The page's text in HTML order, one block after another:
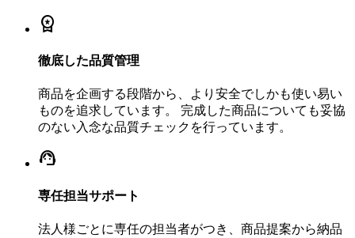
workspace_premium
徹底した品質管理
商品を企画する段階から、より安全でしかも使い易い
ものを追求しています。 完成した商品についても妥協
のない入念な品質チェックを行っています。
support_agent
専任担当サポート
法人様ごとに専任の担当者がつき、商品提案から納品